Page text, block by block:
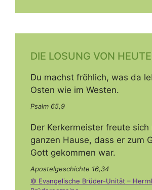
DIE LOSUNG VON HEUTE
Du machst fröhlich, was da
Osten wie im Westen.
Psalm 65,9
Der Kerkermeister freute sich
ganzen Hause, dass er zum
Gott gekommen war.
Apostelgeschichte 16,34
© Evangelische Brüder-Unität –